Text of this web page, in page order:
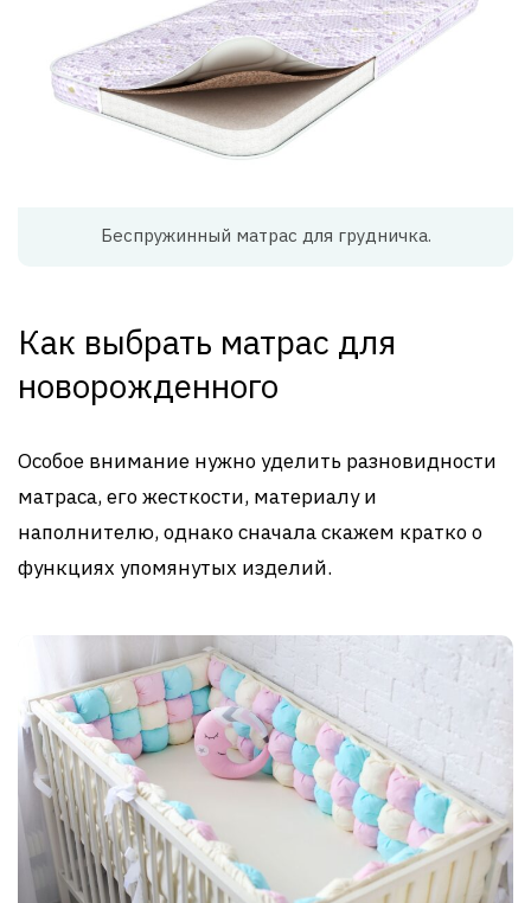
Беспружинный матрас для грудничка.
Как выбрать матрас для
новорожденного
Особое внимание нужно уделить разновидности
матраса, его жесткости, материалу и
наполнителю, однако сначала скажем кратко о
функциях упомянутых изделий.